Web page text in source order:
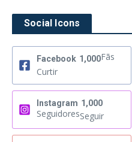
Social Icons
Facebook 1,000Fãs
Curtir
Instagram 1,000
SeguidoresSeguir